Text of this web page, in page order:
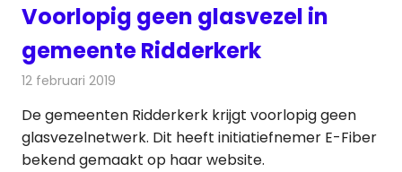
Voorlopig geen glasvezel in
gemeente Ridderkerk
12 februari 2019
De gemeenten Ridderkerk krijgt voorlopig geen
glasvezelnetwerk. Dit heeft initiatiefnemer E-Fiber
bekend gemaakt op haar website.